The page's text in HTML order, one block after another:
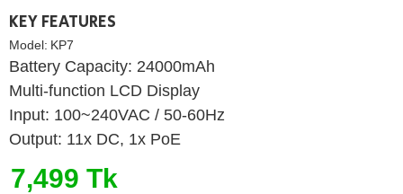
KEY FEATURES
Model: KP7
Battery Capacity: 24000mAh
Multi-function LCD Display
Input: 100~240VAC / 50-60Hz
Output: 11x DC, 1x PoE
7,499 Tk